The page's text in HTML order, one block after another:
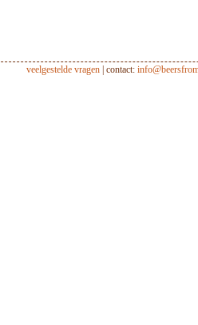
veelgestelde vragen | contact: